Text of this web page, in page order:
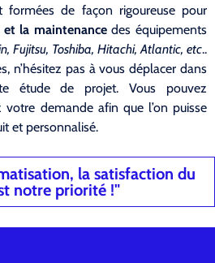
de façon rigoureuse pour
et la maintenancedes équipements
Fujitsu, Toshiba, Hitachi, Atlantic, etc..
n’hésitez pas à vous déplacer dans
étude de projet. Vous pouvez
demande afin que l’on puisse
et personnalisé.
la satisfaction du
notre priorité !"